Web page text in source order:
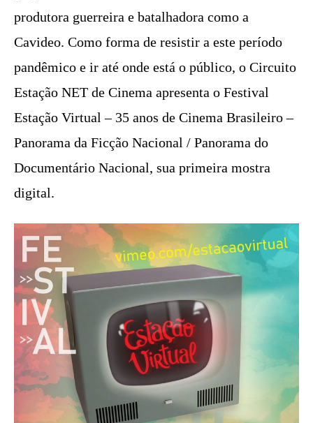
produtora guerreira e batalhadora como a
Cavideo. Como forma de resistir a este período
pandêmico e ir até onde está o público, o Circuito
Estação NET de Cinema apresenta o Festival
Estação Virtual – 35 anos de Cinema Brasileiro –
Panorama da Ficção Nacional / Panorama do
Documentário Nacional, sua primeira mostra
digital.